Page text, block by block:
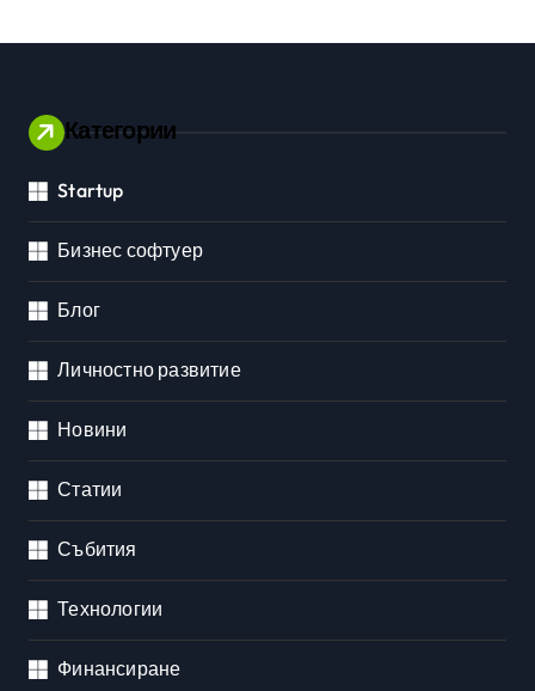
Категории
Startup
Бизнес софтуер
Блог
Личностно развитие
Новини
Статии
Събития
Технологии
Финансиране